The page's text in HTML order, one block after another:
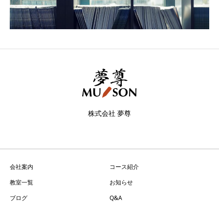
株式会社 夢尊
会社案内
コース紹介
教室一覧
お知らせ
ブログ
Q&A